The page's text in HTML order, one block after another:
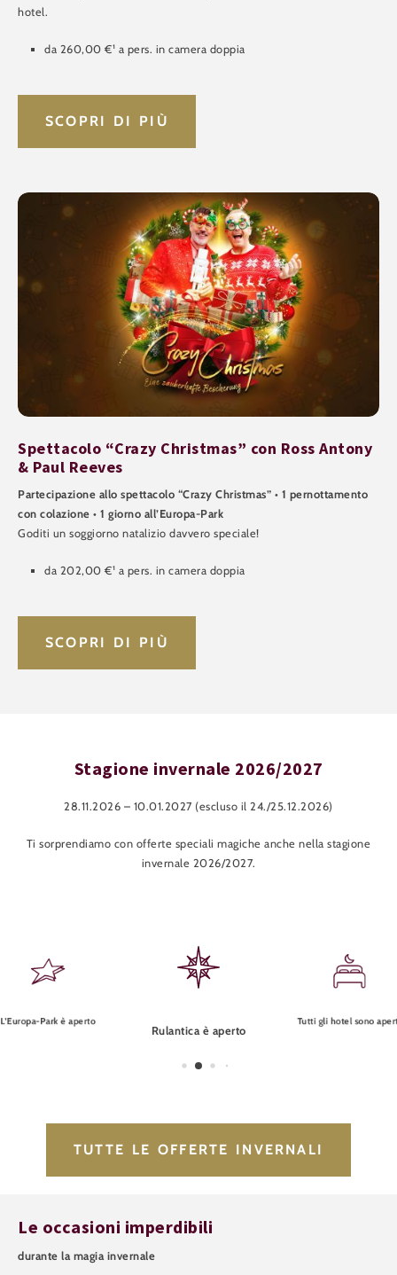
hotel.
da 260,00 €¹ a pers. in camera doppia
SCOPRI DI PIÙ
Spettacolo “Crazy Christmas” con Ross Antony
& Paul Reeves
Partecipazione allo spettacolo “Crazy Christmas” • 1 pernottamento
con colazione • 1 giorno all’Europa-Park
Goditi un soggiorno natalizio davvero speciale!
da 202,00 €¹ a pers. in camera doppia
SCOPRI DI PIÙ
Stagione invernale 2026/2027
28.11.2026 – 10.01.2027 (escluso il 24./25.12.2026)
Ti sorprendiamo con offerte speciali magiche anche nella stagione
invernale 2026/2027.
L’Europa-Park è aperto
Rulantica è aperto
Tutti gli hotel sono
TUTTE LE OFFERTE INVERNALI
Le occasioni imperdibili
durante la magia invernale